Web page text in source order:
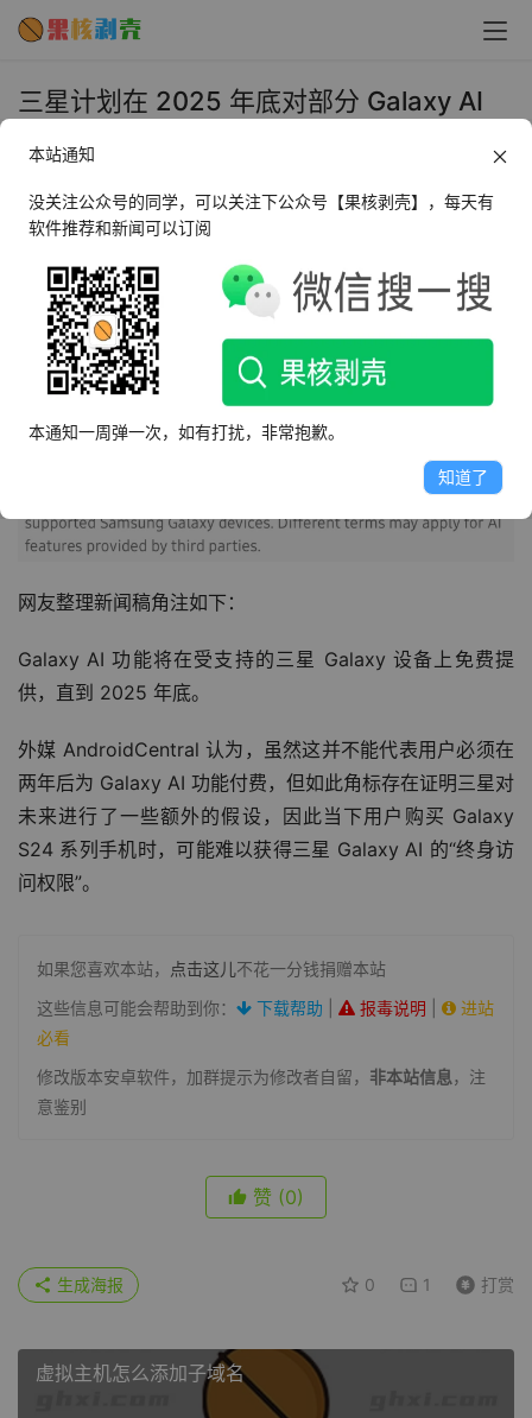
三星计划在 2025 年底对部分 Galaxy AI
2024年1月18日 上午11:13 圈内新闻
1 月 18 日消息，三星今天推出了主打“Galaxy AI”功能的
Galaxy S24 系列旗舰手机，不过三星美国及澳大利亚官方
新闻稿角注中提到，相关功能可能将在 2025 年底后转入收
费阶段。
网友整理新闻稿角注如下：
Galaxy AI 功能将在受支持的三星 Galaxy 设备上免费提
供，直到 2025 年底。
外媒 AndroidCentral 认为，虽然这并不能代表用户必须在
两年后为 Galaxy AI 功能付费，但如此角标存在证明三星对
未来进行了一些额外的假设，因此当下用户购买 Galaxy
S24 系列手机时，可能难以获得三星 Galaxy AI 的“终身访
问权限”。
如果您喜欢本站， 点击这儿不花一分钱捐赠本站
这些信息可能会帮助到你：
下载帮助 报毒说明
进站
必看
修改版本安卓软件，加群提示为修改者自留， 非本站信息，注
意鉴别
赞 (0)
0 1 打赏
生成海报
虚拟主机怎么添加子域名
本站通知
没关注公众号的同学，可以关注下公众号【果核剥壳】，每天有
软件推荐和新闻可以订阅
本通知一周弹一次，如有打扰，非常抱歉。
知道了